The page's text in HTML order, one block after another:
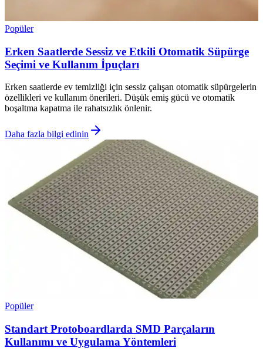
Popüler
Erken Saatlerde Sessiz ve Etkili Otomatik Süpürge
Seçimi ve Kullanım İpuçları
Erken saatlerde ev temizliği için sessiz çalışan otomatik süpürgelerin
özellikleri ve kullanım önerileri. Düşük emiş gücü ve otomatik
boşaltma kapatma ile rahatsızlık önlenir.
Daha fazla bilgi edinin
Popüler
Standart Protoboardlarda SMD Parçaların
Kullanımı ve Uygulama Yöntemleri